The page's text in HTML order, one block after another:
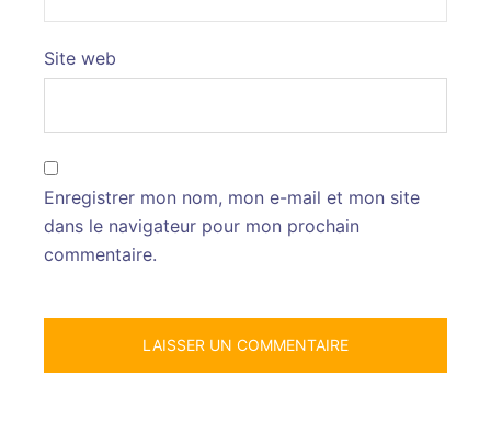
Site web
Enregistrer mon nom, mon e-mail et mon site
dans le navigateur pour mon prochain
commentaire.